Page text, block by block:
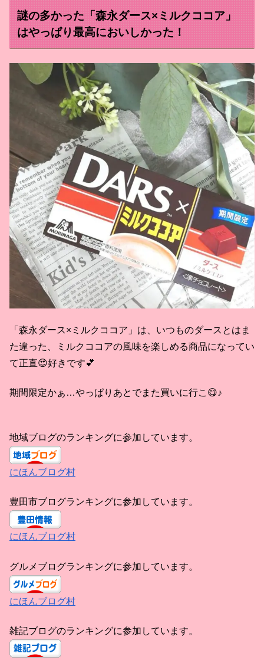
謎の多かった「森永ダース×ミルクココア」
はやっぱり最高においしかった！
「森永ダース×ミルクココア」は、いつものダースとはま
た違った、ミルクココアの風味を楽しめる商品になってい
て正直😍好きです💕
期間限定かぁ…やっぱりあとでまた買いに行こ😋♪
地域ブログのランキングに参加しています。
にほんブログ村
豊田市ブログランキングに参加しています。
にほんブログ村
グルメブログランキングに参加しています。
にほんブログ村
雑記ブログのランキングに参加しています。